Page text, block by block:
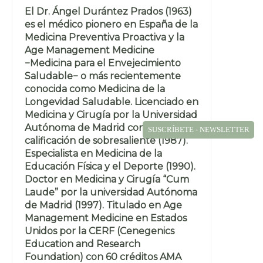
El Dr. Ángel Durántez Prados (1963)
es el médico pionero en España de la
Medicina Preventiva Proactiva y la
Age Management Medicine
−Medicina para el Envejecimiento
Saludable− o más recientemente
conocida como Medicina de la
Longevidad Saludable. Licenciado en
Medicina y Cirugía por la Universidad
Autónoma de Madrid con la
calificación de sobresaliente (1987).
Especialista en Medicina de la
Educación Física y el Deporte (1990).
Doctor en Medicina y Cirugía “Cum
Laude” por la universidad Autónoma
de Madrid (1997). Titulado en Age
Management Medicine en Estados
Unidos por la CERF (Cenegenics
Education and Research
Foundation) con 60 créditos AMA
SUSCRÍBETE - NEWSLETTER